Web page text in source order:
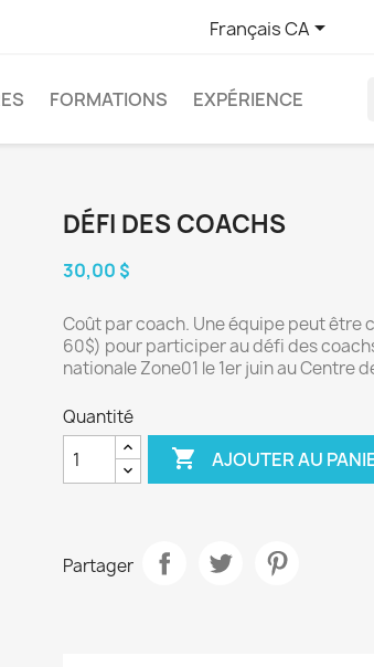
Français CA
FORMATIONS EXPÉRIENCE
DÉFI DES COACHS
30,00 $
Coût par coach. Une équipe peut être
60$) pour participer au défi des
nationale Zone01 le 1er juin au Centre
Quantité
 AJOUTER AU
Partager